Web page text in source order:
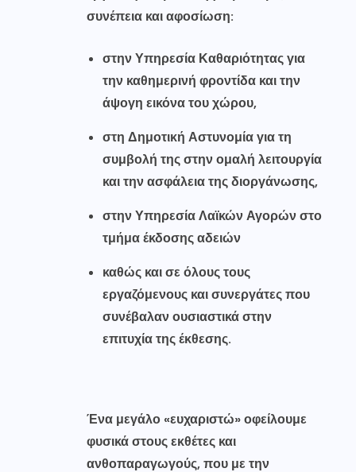
συνέπεια και αφοσίωση:
στην Υπηρεσία Καθαριότητας για
την καθημερινή φροντίδα και την
άψογη εικόνα του χώρου,
στη Δημοτική Αστυνομία για τη
συμβολή της στην ομαλή λειτουργία
και την ασφάλεια της διοργάνωσης,
στην Υπηρεσία Λαϊκών Αγορών στο
τμήμα έκδοσης αδειών
καθώς και σε όλους τους
εργαζόμενους και συνεργάτες που
συνέβαλαν ουσιαστικά στην
επιτυχία της έκθεσης.
Ένα μεγάλο «ευχαριστώ» οφείλουμε
φυσικά στους εκθέτες και
ανθοπαραγωγούς, που με την